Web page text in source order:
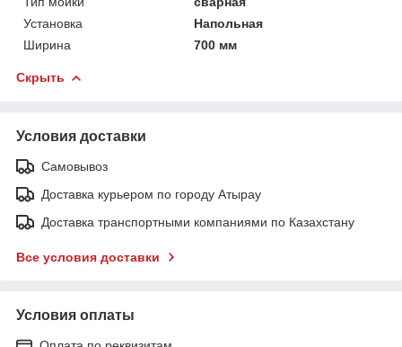
Установка
Напольная
Ширина
700 мм
Скрыть
Условия доставки
Самовывоз
Доставка курьером по городу Атырау
Доставка транспортными компаниями по Казахстану
Все условия доставки
Условия оплаты